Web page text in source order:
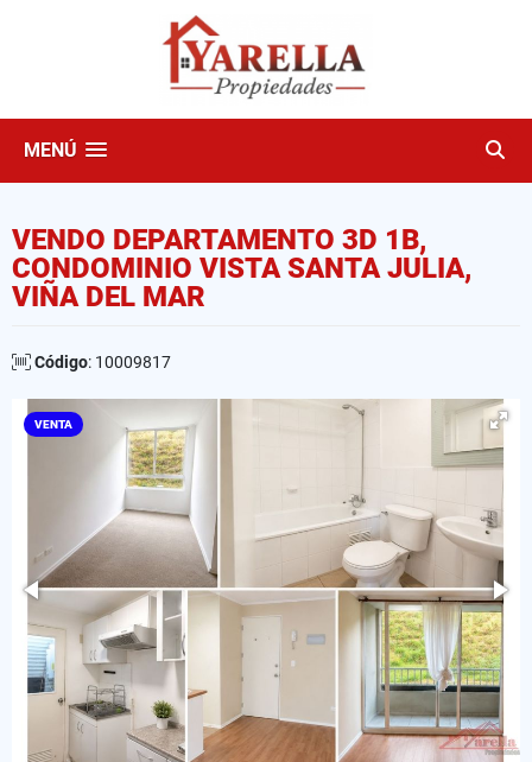
MENÚ
VENDO DEPARTAMENTO 3D 1B,
CONDOMINIO VISTA SANTA JULIA,
VIÑA DEL MAR
Código: 10009817
VENTA